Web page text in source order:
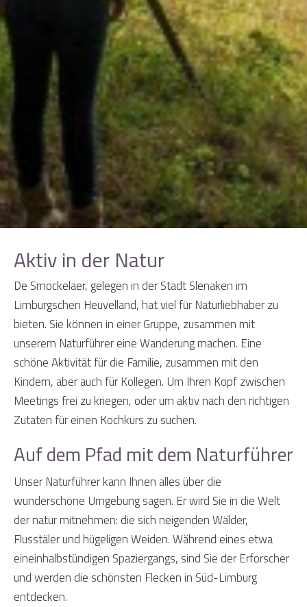
Aktiv in der Natur
De Smockelaer, gelegen in der Stadt Slenaken im
Limburgschen Heuvelland, hat viel für Naturliebhaber zu
bieten. Sie können in einer Gruppe, zusammen mit
unserem Naturführer eine Wanderung machen. Eine
schöne Aktivität für die Familie, zusammen mit den
Kindern, aber auch für Kollegen. Um Ihren Kopf zwischen
Meetings frei zu kriegen, oder um aktiv nach den richtigen
Zutaten für einen Kochkurs zu suchen.
Auf dem Pfad mit dem Naturführer
Unser Naturführer kann Ihnen alles über die
wunderschöne Umgebung sagen. Er wird Sie in die Welt
der natur mitnehmen: die sich neigenden Wälder,
Flusstäler und hügeligen Weiden. Während eines etwa
eineinhalbstündigen Spaziergangs, sind Sie der Erforscher
und werden die schönsten Flecken in Süd-Limburg
entdecken.